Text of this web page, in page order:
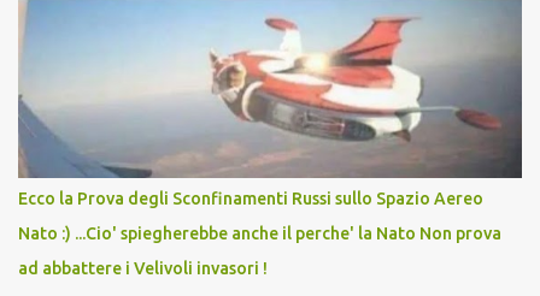
Vaccino come: l' Amaro del Capo, era "spettacolare Ghiacciato, ma
andava bene anche, a Temperatura Ambiente"! Riproponiamo
l'articolo per NON Dimenticare!
Ecco la Prova degli Sconfinamenti Russi sullo Spazio Aereo
Nato :) ...Cio' spiegherebbe anche il perche' la Nato Non prova
ad abbattere i Velivoli invasori !